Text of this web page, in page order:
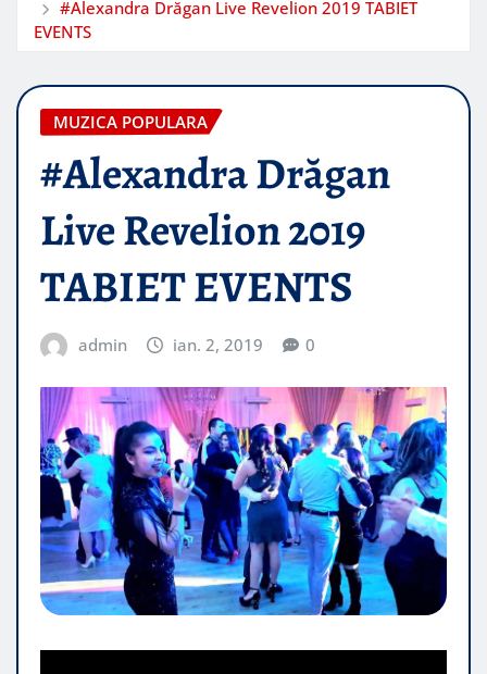
#Alexandra Drăgan Live Revelion 2019 TABIET
EVENTS
MUZICA POPULARA
#Alexandra Drăgan
Live Revelion 2019
TABIET EVENTS
admin ian. 2, 2019 0